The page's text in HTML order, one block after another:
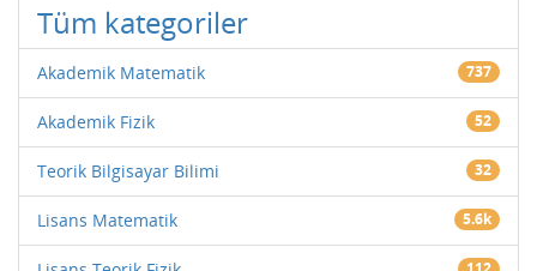
Tüm kategoriler
Akademik Matematik 737
Akademik Fizik 52
Teorik Bilgisayar Bilimi 32
Lisans Matematik 5.6k